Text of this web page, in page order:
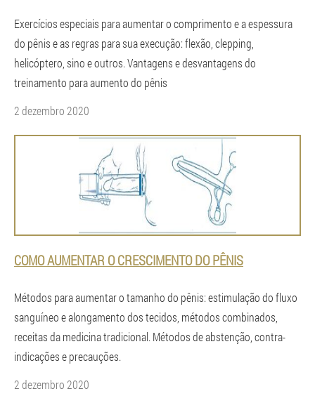
Exercícios especiais para aumentar o comprimento e a espessura
do pênis e as regras para sua execução: flexão, clepping,
helicóptero, sino e outros. Vantagens e desvantagens do
treinamento para aumento do pênis
2 dezembro 2020
COMO AUMENTAR O CRESCIMENTO DO PÊNIS
Métodos para aumentar o tamanho do pênis: estimulação do fluxo
sanguíneo e alongamento dos tecidos, métodos combinados,
receitas da medicina tradicional. Métodos de abstenção, contra-
indicações e precauções.
2 dezembro 2020